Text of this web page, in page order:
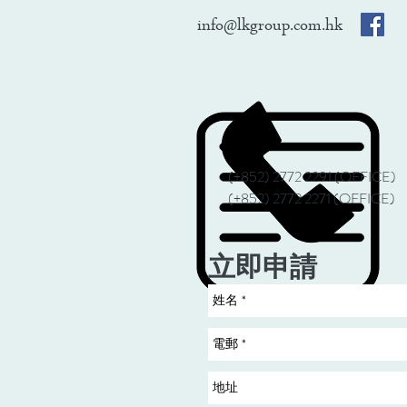
info@lkgroup.com.hk
(+852) 2772 2291 (OFFICE)
(+852) 2772 2271 (OFFICE)
立即申請